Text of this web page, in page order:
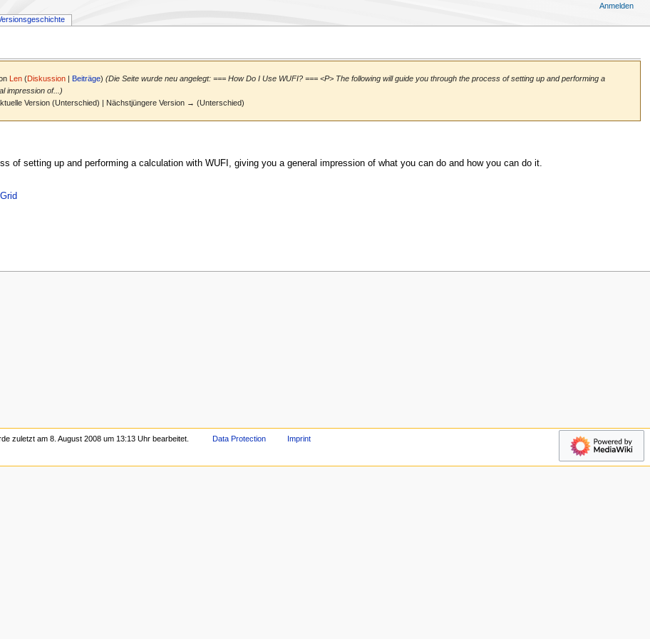
Len (Diskussion Beiträge) (Die Seite wurde neu angelegt: === How Do I Use WUFI? === <P> The following will guide you through the process of setting up and performing a
impression of...)
Version (Unterschied) | Nächstjüngere Version → (Unterschied)
of setting up and performing a calculation with WUFI, giving you a general impression of what you can do and how you can do it.
Anmelden
zuletzt am 8. August 2008 um 13:13 Uhr bearbeitet. Data Protection Imprint